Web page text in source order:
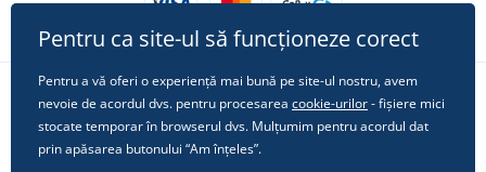
Urmărește-ne pe rețelele sociale
Pentru ca site-ul să funcționeze corect
Pentru a vă oferi o experiență mai bună pe site-ul nostru, avem
nevoie de acordul dvs. pentru procesarea cookie-urilor- fișiere mici
stocate temporar în browserul dvs. Mulțumim pentru acordul dat
prin apăsarea butonului “Am înțeles”.